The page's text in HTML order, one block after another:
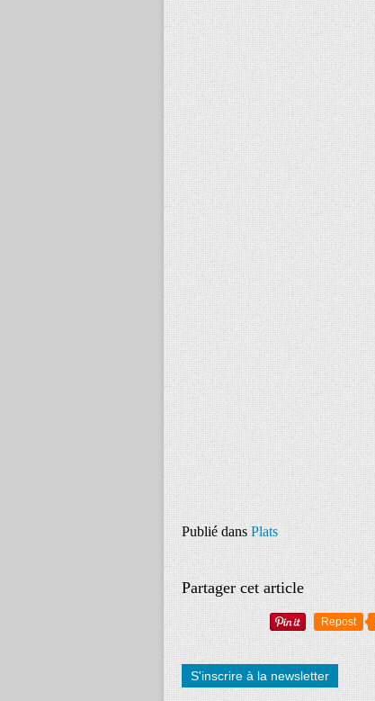
Publié dans Plats
Partager cet article
Repost
S'inscrire à la newsletter